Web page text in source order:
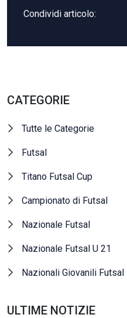
Condividi articolo:
CATEGORIE
Tutte le Categorie
Futsal
Titano Futsal Cup
Campionato di Futsal
Nazionale Futsal
Nazionale Futsal U 21
Nazionali Giovanili Futsal
ULTIME NOTIZIE